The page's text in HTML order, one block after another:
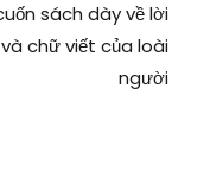
sách dày về lời
chữ viết của loài
người